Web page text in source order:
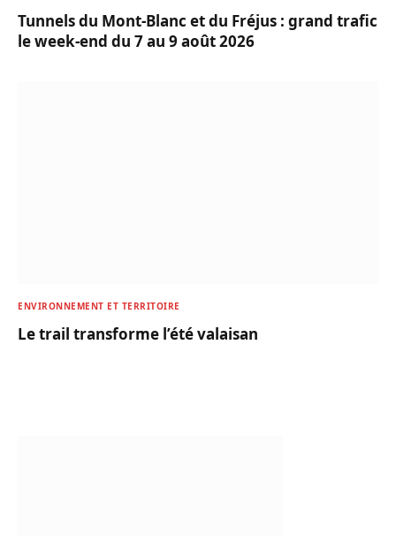
Tunnels du Mont-Blanc et du Fréjus : grand trafic
le week-end du 7 au 9 août 2026
ENVIRONNEMENT ET TERRITOIRE
Le trail transforme l’été valaisan